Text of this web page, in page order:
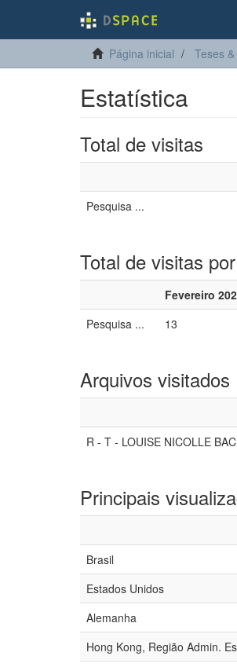
Página inicial Teses
Estatística
Total de visitas
Pesquisa ...
Total de visitas
Fevereiro
Pesquisa ...
13
Arquivos visitados
R - T - LOUISE NICOLLE
Principais
Brasil
Estados Unidos
Alemanha
Hong Kong, Região Admin.